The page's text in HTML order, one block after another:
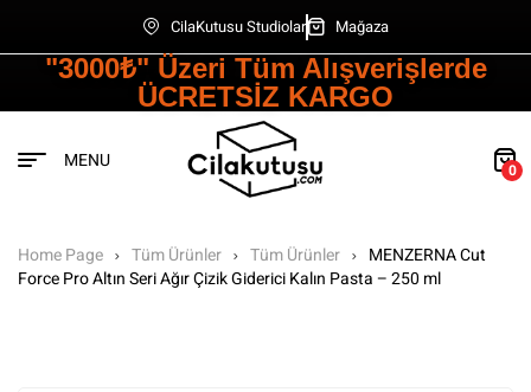
CilaKutusu Studiolar Mağaza
"3000₺" Üzeri Tüm Alışverişlerde
ÜCRETSİZ KARGO
MENU 0
Home Page Tüm Ürünler Tüm Ürünler
MENZERNA Cut
Force Pro Altın Seri Ağır Çizik Giderici Kalın Pasta – 250 ml